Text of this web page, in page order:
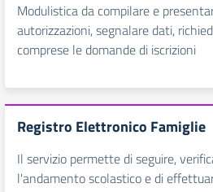
Modulistica da compilare e
autorizzazioni, segnalare dati,
comprese le domande di iscrizioni
Registro Elettronico Famiglie
Il servizio permette di seguire,
l'andamento scolastico e di